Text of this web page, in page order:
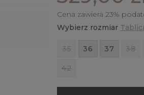
Cena zawiera 23%
Wybierz rozmiar
35 36 37 38
42